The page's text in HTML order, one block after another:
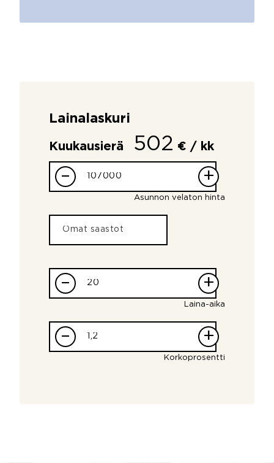
Lainalaskuri
Kuukausierä 502 € / kk
– +
Asunnon velaton hinta
– +
Laina-aika
– +
Korkoprosentti